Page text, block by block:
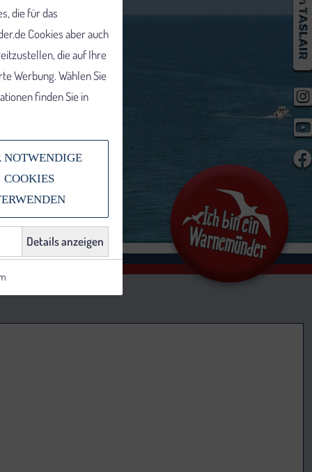
die für das
Cookies aber auch
die auf Ihre
Werbung. Wählen Sie
finden Sie in
NOTWENDIGE
COOKIES
Details anzeigen